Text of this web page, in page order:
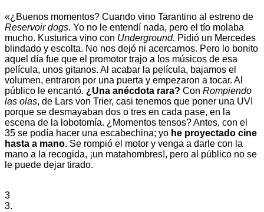
«¿Buenos momentos? Cuando vino Tarantino al estreno de
Reservoir dogs. Yo no le entendí nada, pero el tío molaba
mucho. Kusturica vino con Underground. Pidió un Mercedes
blindado y escolta. No nos dejó ni acercarnos. Pero lo bonito
aquel día fue que el promotor trajo a los músicos de esa
película, unos gitanos. Al acabar la película, bajamos el
volumen, entraron por una puerta y empezaron a tocar. Al
público le encantó. ¿Una anécdota rara? Con Rompiendo
las olas, de Lars von Trier, casi tenemos que poner una UVI
porque se desmayaban dos o tres en cada pase, en la
escena de la lobotomía. ¿Momentos tensos? Antes, con el
35 se podía hacer una escabechina; yo he proyectado cine
hasta a mano. Se rompió el motor y venga a darle con la
mano a la recogida, ¡un matahombres!, pero al público no se
le puede dejar tirado.
3
3.